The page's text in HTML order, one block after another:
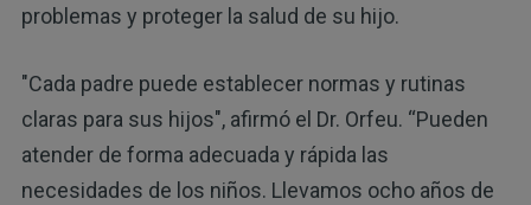
problemas y proteger la salud de su hijo.
"Cada padre puede establecer normas y rutinas
claras para sus hijos", afirmó el Dr. Orfeu. “Pueden
atender de forma adecuada y rápida las
necesidades de los niños. Llevamos ocho años de